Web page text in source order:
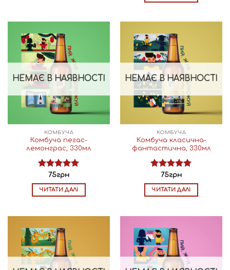
НЕМАЄ В НАЯВНОСТІ
КОМБУЧА
Комбуча пегас-
лемонграс, 330мл
Оцінено в
5.00з 5
75грн
ЧИТАТИ ДАЛІ
НЕМАЄ В НАЯВНОСТІ
КОМБУЧА
Комбуча класична-
фантастична, 330мл
Оцінено в
5.00з 5
75грн
ЧИТАТИ ДАЛІ